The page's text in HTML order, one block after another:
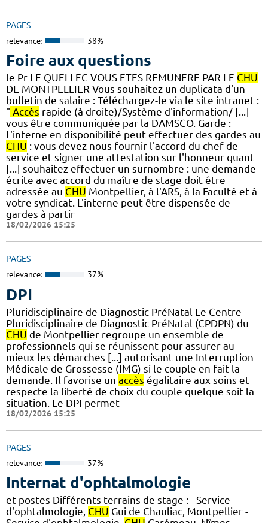
PAGES
relevance: 38%
Foire aux questions
le Pr LE QUELLEC VOUS ETES REMUNERE PAR LE CHU
DE MONTPELLIER Vous souhaitez un duplicata d'un
bulletin de salaire : Téléchargez-le via le site intranet :
" Accès rapide (à droite)/Système d'information/ [...]
vous être communiquée par la DAMSCO. Garde :
L'interne en disponibilité peut effectuer des gardes au
CHU : vous devez nous fournir l'accord du chef de
service et signer une attestation sur l'honneur quant
[...] souhaitez effectuer un surnombre : une demande
écrite avec accord du maître de stage doit être
adressée au CHU Montpellier, à l'ARS, à la Faculté et à
votre syndicat. L'interne peut être dispensée de
gardes à partir
18/02/2026 15:25
PAGES
relevance: 37%
DPI
Pluridisciplinaire de Diagnostic PréNatal Le Centre
Pluridisciplinaire de Diagnostic PréNatal (CPDPN) du
CHU de Montpellier regroupe un ensemble de
professionnels qui se réunissent pour assurer au
mieux les démarches [...] autorisant une Interruption
Médicale de Grossesse (IMG) si le couple en fait la
demande. Il favorise un accès égalitaire aux soins et
respecte la liberté de choix du couple quelque soit la
situation. Le DPI permet
18/02/2026 15:25
PAGES
relevance: 37%
Internat d'ophtalmologie
et postes Différents terrains de stage : - Service
d'ophtalmologie, CHU Gui de Chauliac, Montpellier -